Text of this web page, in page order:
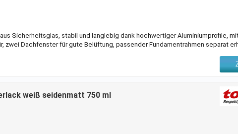
Sicherheitsglas, stabil und langlebig dank hochwertiger Aluminiumprofile,
zwei Dachfenster für gute Belüftung, passender Fundamentrahmen separat
Flexibel aufstellbar und bestückbar mit Tischen und Regalen finden deine
weiß seidenmatt 750 ml